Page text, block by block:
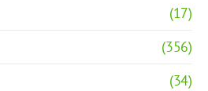
(17)
(356)
(34)